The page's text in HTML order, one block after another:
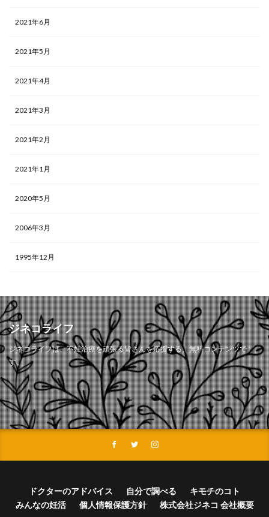
2021年6月
2021年5月
2021年4月
2021年3月
2021年2月
2021年1月
2020年5月
2006年3月
1995年12月
ジネコライフ
ジネコライフは、不妊治療を頑張る皆さんを応援する、無料コンテンツで
す。
ドクターのアドバイス 自分で調べる
キモチのコト
みんなの妊活
個人情報保護方針 株式会社ジネコ 会社概要